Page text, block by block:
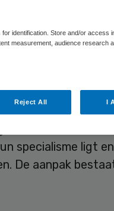
(NOG) heeft
van medisch
in de hotspots
specialisme ligt
De aanpak
identification. Store and/or access
measurement, audience research
Reject All I